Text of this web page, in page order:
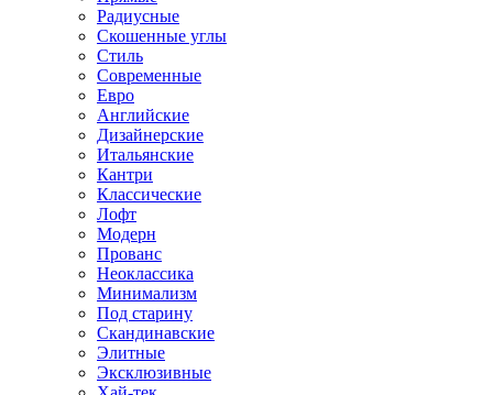
Радиусные
Скошенные углы
Стиль
Современные
Евро
Английские
Дизайнерские
Итальянские
Кантри
Классические
Лофт
Модерн
Прованс
Неоклассика
Минимализм
Под старину
Скандинавские
Элитные
Эксклюзивные